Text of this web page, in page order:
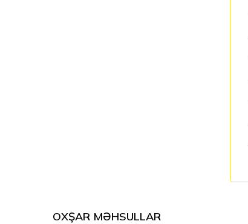
OXŞAR MƏHSULLAR